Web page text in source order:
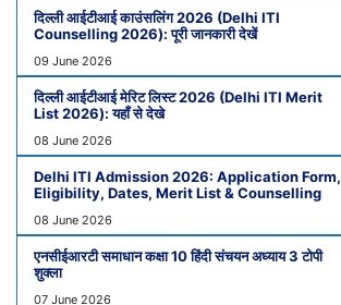
दिल्ली आईटीआई काउंसलिंग 2026 (Delhi ITI
Counselling 2026): पूरी जानकारी देखें
09 June 2026
दिल्ली आईटीआई मेरिट लिस्ट 2026 (Delhi ITI Merit
List 2026): यहाँ से देखे
08 June 2026
Delhi ITI Admission 2026: Application Form,
Eligibility, Dates, Merit List & Counselling
08 June 2026
एनसीईआरटी समाधान कक्षा 10 हिंदी संचयन अध्याय 3 टोपी
शुक्ला
07 June 2026